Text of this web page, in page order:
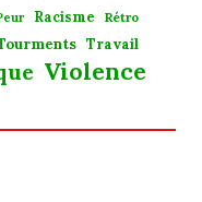
Racisme Rétro
Travail
Violence